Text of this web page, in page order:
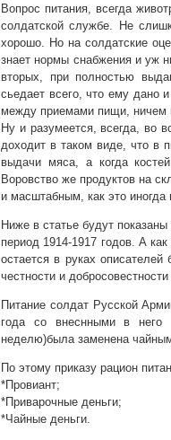
Вопрос питания, всегда
солдатской службе. Не
хорошо. Но на солдатские
знает нормы снабжения и уж
вторых, при полностью
сьедает всего, что ему дано
между приемами пищи, ничем
Ну и разумеется, всегда, во
доходит в таком виде, что в
выдачи мяса, а когда
Воровство же продуктов на
и масштабным, как это иногда
Ниже в статье будут
период 1914-1917 годов. А
остается в руках
честности и
Питание солдат Русской
года со внеснными в него
неделю)была заменена
По этому приказу рацион
*Провиант;
*Приварочные деньги;
*Чайные деньги.